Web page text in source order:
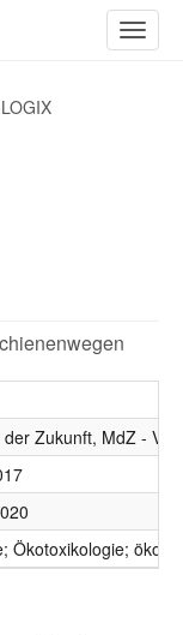
ein-/
der Zukunft, MdZ -
Ökotoxikologie;